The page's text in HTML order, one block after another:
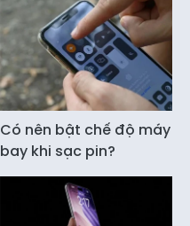
Có nên bật chế độ máy
bay khi sạc pin?